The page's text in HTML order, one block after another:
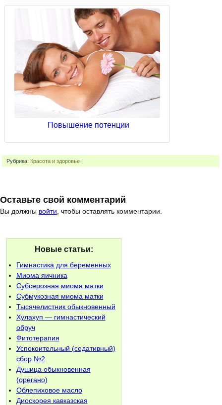
Повышение потенции
Рубрика: Красота и здоровье |
Оставьте свой комментарий
Вы должны войти , чтобы оставлять комментарии.
Новые статьи:
Гимнастика для беременных
Миома яичника
Субсерозная миома матки
Субмукозная миома матки
Тысячелистник обыкновенный
Хулахуп — гимнастический
обруч
Фитотерапия
Успокоительный (седативный)
сбор №2
Душица обыкновенная
(орегано)
Облепиховое масло
Диоскорея кавказская